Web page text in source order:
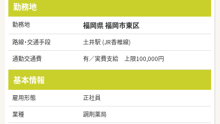
勤務地
勤務地 福岡県 福岡市東区
路線・交通手段
土井駅 (JR香椎線)
通勤交通費
有／実費支給 上限100,000円
基本情報
雇用形態
正社員
業種
調剤薬局